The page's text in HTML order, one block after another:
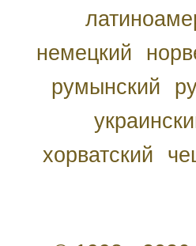
немецкий
румынский
хорватский